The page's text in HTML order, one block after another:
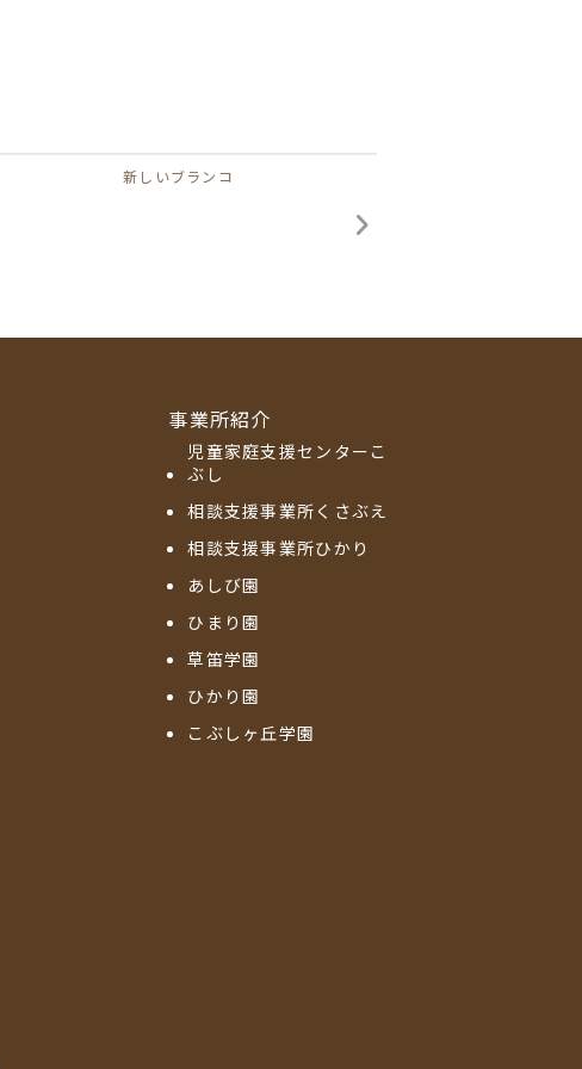
新しいブランコ
事業所紹介
児童家庭支援センターこ
ぶし
相談支援事業所くさぶえ
相談支援事業所ひかり
あしび園
ひまり園
草笛学園
ひかり園
こぶしヶ丘学園